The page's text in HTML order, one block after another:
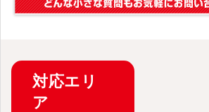
対応エリ
ア